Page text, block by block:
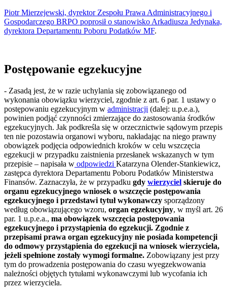
Piotr Mierzejewski, dyrektor Zespołu Prawa Administracyjnego i
Gospodarczego BRPO poprosił o stanowisko Arkadiusza Jedynaka,
dyrektora Departamentu Poboru Podatków MF.
Postępowanie egzekucyjne
- Zasadą jest, że w razie uchylania się zobowiązanego od
wykonania obowiązku wierzyciel, zgodnie z art. 6 par. 1 ustawy o
postępowaniu egzekucyjnym w administracji (dalej: u.p.e.a.),
powinien podjąć czynności zmierzające do zastosowania środków
egzekucyjnych. Jak podkreśla się w orzecznictwie sądowym przepis
ten nie pozostawia organowi wyboru, nakładając na niego prawny
obowiązek podjęcia odpowiednich kroków w celu wszczęcia
egzekucji w przypadku zaistnienia przesłanek wskazanych w tym
przepisie – napisała w odpowiedzi Katarzyna Olender-Stankiewicz,
zastępca dyrektora Departamentu Poboru Podatków Ministerstwa
Finansów. Zaznaczyła, że w przypadku gdy wierzyciel skieruje do
organu egzekucyjnego wniosek o wszczęcie postępowania
egzekucyjnego i przedstawi tytuł wykonawczy sporządzony
według obowiązującego wzoru, organ egzekucyjny, w myśl art. 26
par. 1 u.p.e.a., ma obowiązek wszczęcia postępowania
egzekucyjnego i przystąpienia do egzekucji. Zgodnie z
przepisami prawa organ egzekucyjny nie posiada kompetencji
do odmowy przystąpienia do egzekucji na wniosek wierzyciela,
jeżeli spełnione zostały wymogi formalne. Zobowiązany jest przy
tym do prowadzenia postępowania do czasu wyegzekwowania
należności objętych tytułami wykonawczymi lub wycofania ich
przez wierzyciela.